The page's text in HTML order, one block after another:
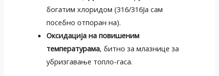
богатим хлоридом (316/316Ја сам
посебно отпоран на).
Оксидација на повишеним
температурама, битно за млазнице за
убризгавање топло-гаса.